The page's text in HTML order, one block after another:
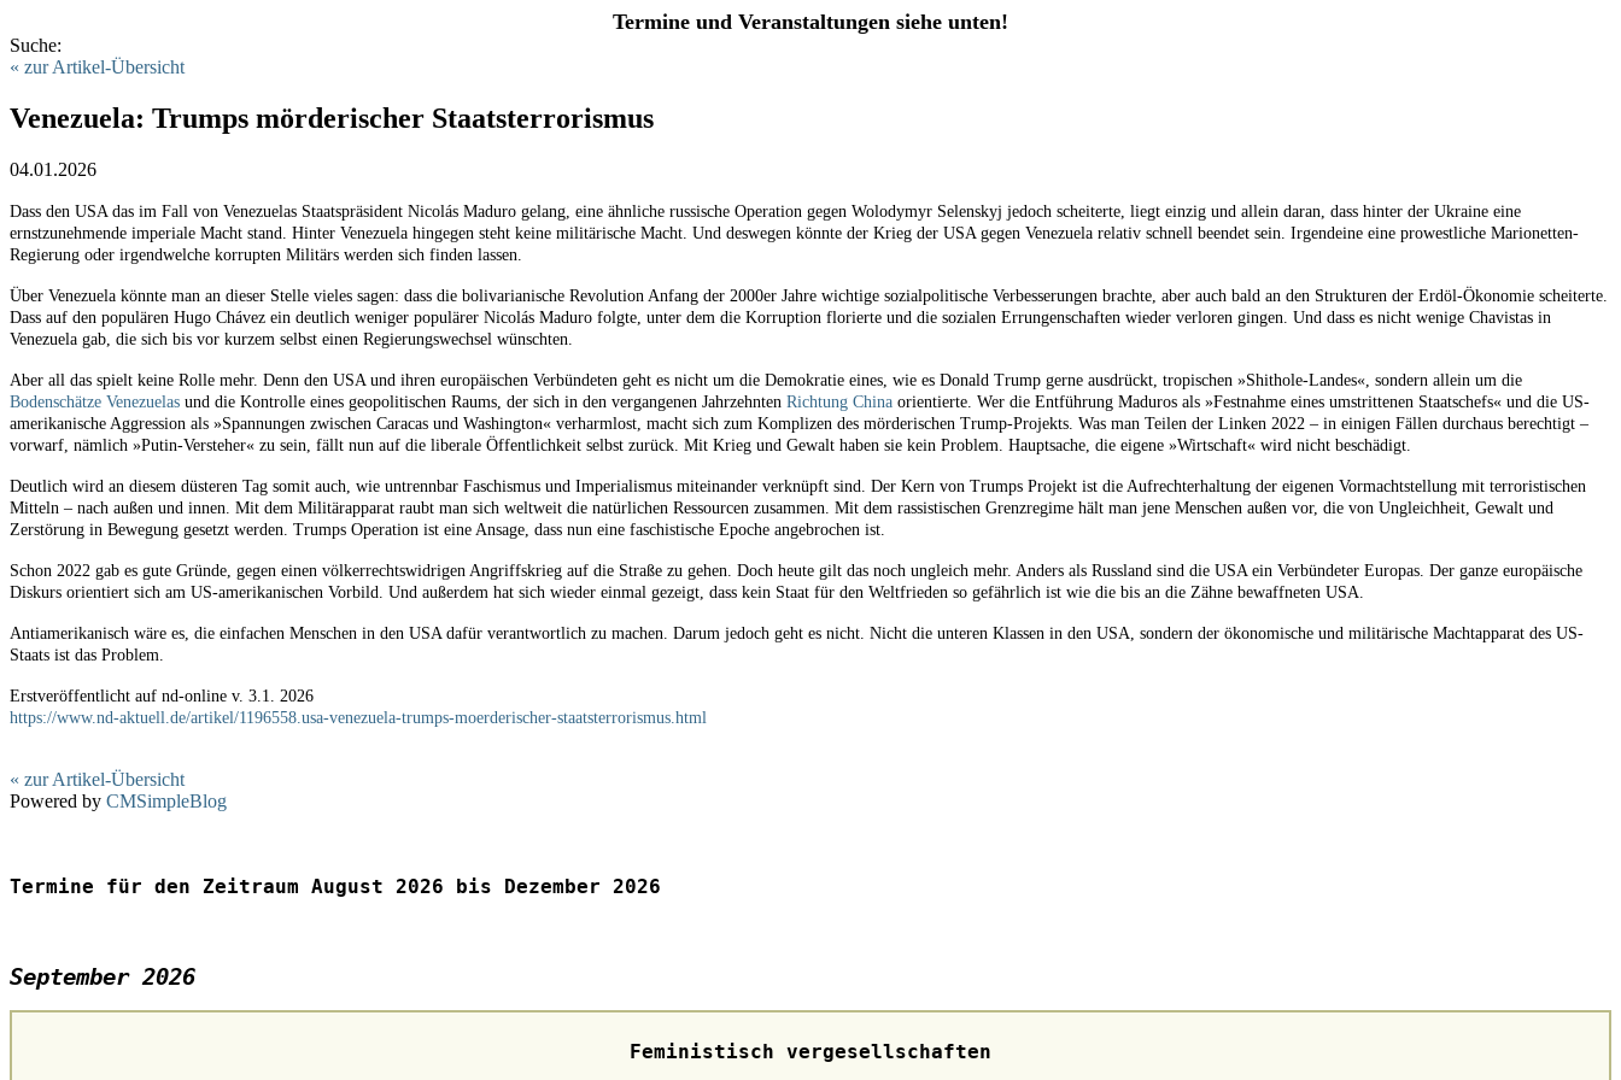
Termine und Veranstaltungen siehe unten!
Suche:
« zur Artikel-Übersicht
Venezuela: Trumps mörderischer Staatsterrorismus
04.01.2026
Dass den USA das im Fall von Venezuelas Staatspräsident Nicolás Maduro gelang, eine ähnliche russische Operation gegen Wolodymyr Selenskyj jedoch scheiterte, liegt einzig und allein daran, dass hinter der Ukraine eine
ernstzunehmende imperiale Macht stand. Hinter Venezuela hingegen steht keine militärische Macht. Und deswegen könnte der Krieg der USA gegen Venezuela relativ schnell beendet sein. Irgendeine eine prowestliche Marionetten-
Regierung oder irgendwelche korrupten Militärs werden sich finden lassen.
Über Venezuela könnte man an dieser Stelle vieles sagen: dass die bolivarianische Revolution Anfang der 2000er Jahre wichtige sozialpolitische Verbesserungen brachte, aber auch bald an den Strukturen der Erdöl-Ökonomie scheiterte.
Dass auf den populären Hugo Chávez ein deutlich weniger populärer Nicolás Maduro folgte, unter dem die Korruption florierte und die sozialen Errungenschaften wieder verloren gingen. Und dass es nicht wenige Chavistas in
Venezuela gab, die sich bis vor kurzem selbst einen Regierungswechsel wünschten.
Aber all das spielt keine Rolle mehr. Denn den USA und ihren europäischen Verbündeten geht es nicht um die Demokratie eines, wie es Donald Trump gerne ausdrückt, tropischen »Shithole-Landes«, sondern allein um die
Bodenschätze Venezuelas und die Kontrolle eines geopolitischen Raums, der sich in den vergangenen Jahrzehnten Richtung China orientierte. Wer die Entführung Maduros als »Festnahme eines umstrittenen Staatschefs« und die US-
amerikanische Aggression als »Spannungen zwischen Caracas und Washington« verharmlost, macht sich zum Komplizen des mörderischen Trump-Projekts. Was man Teilen der Linken 2022 – in einigen Fällen durchaus berechtigt –
vorwarf, nämlich »Putin-Versteher« zu sein, fällt nun auf die liberale Öffentlichkeit selbst zurück. Mit Krieg und Gewalt haben sie kein Problem. Hauptsache, die eigene »Wirtschaft« wird nicht beschädigt.
Deutlich wird an diesem düsteren Tag somit auch, wie untrennbar Faschismus und Imperialismus miteinander verknüpft sind. Der Kern von Trumps Projekt ist die Aufrechterhaltung der eigenen Vormachtstellung mit terroristischen
Mitteln – nach außen und innen. Mit dem Militärapparat raubt man sich weltweit die natürlichen Ressourcen zusammen. Mit dem rassistischen Grenzregime hält man jene Menschen außen vor, die von Ungleichheit, Gewalt und
Zerstörung in Bewegung gesetzt werden. Trumps Operation ist eine Ansage, dass nun eine faschistische Epoche angebrochen ist.
Schon 2022 gab es gute Gründe, gegen einen völkerrechtswidrigen Angriffskrieg auf die Straße zu gehen. Doch heute gilt das noch ungleich mehr. Anders als Russland sind die USA ein Verbündeter Europas. Der ganze europäische
Diskurs orientiert sich am US-amerikanischen Vorbild. Und außerdem hat sich wieder einmal gezeigt, dass kein Staat für den Weltfrieden so gefährlich ist wie die bis an die Zähne bewaffneten USA.
Antiamerikanisch wäre es, die einfachen Menschen in den USA dafür verantwortlich zu machen. Darum jedoch geht es nicht. Nicht die unteren Klassen in den USA, sondern der ökonomische und militärische Machtapparat des US-
Staats ist das Problem.
Erstveröffentlicht auf nd-online v. 3.1. 2026
https://www.nd-aktuell.de/artikel/1196558.usa-venezuela-trumps-moerderischer-staatsterrorismus.html
« zur Artikel-Übersicht
Powered by CMSimpleBlog
Termine für den Zeitraum August 2026 bis Dezember 2026
September 2026
Feministisch vergesellschaften